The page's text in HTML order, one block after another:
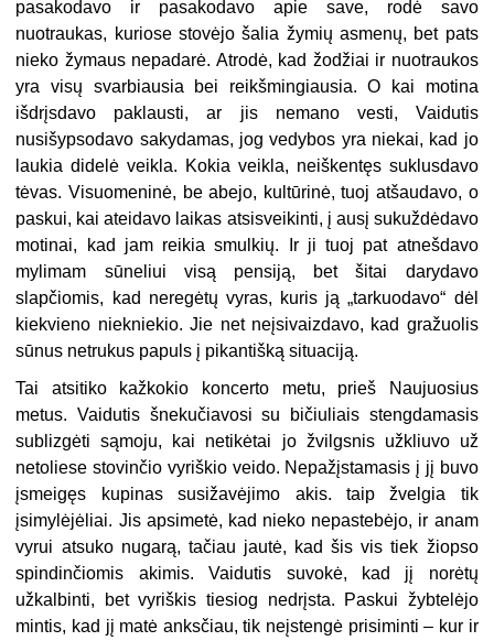
pasakodavo ir pasakodavo apie save, rodė savo
nuotraukas, kuriose stovėjo šalia žymių asmenų, bet pats
nieko žymaus nepadarė. Atrodė, kad žodžiai ir nuotraukos
yra visų svarbiausia bei reikšmingiausia. O kai motina
išdrįsdavo paklausti, ar jis nemano vesti, Vaidutis
nusišypsodavo sakydamas, jog vedybos yra niekai, kad jo
laukia didelė veikla. Kokia veikla, neiškentęs suklusdavo
tėvas. Visuomeninė, be abejo, kultūrinė, tuoj atšaudavo, o
paskui, kai ateidavo laikas atsisveikinti, į ausį sukuždėdavo
motinai, kad jam reikia smulkių. Ir ji tuoj pat atnešdavo
mylimam sūneliui visą pensiją, bet šitai darydavo
slapčiomis, kad neregėtų vyras, kuris ją „tarkuodavo“ dėl
kiekvieno niekniekio. Jie net neįsivaizdavo, kad gražuolis
sūnus netrukus papuls į pikantišką situaciją.
Tai atsitiko kažkokio koncerto metu, prieš Naujuosius
metus. Vaidutis šnekučiavosi su bičiuliais stengdamasis
sublizgėti sąmoju, kai netikėtai jo žvilgsnis užkliuvo už
netoliese stovinčio vyriškio veido. Nepažįstamasis į jį buvo
įsmeigęs kupinas susižavėjimo akis. taip žvelgia tik
įsimylėjėliai. Jis apsimetė, kad nieko nepastebėjo, ir anam
vyrui atsuko nugarą, tačiau jautė, kad šis vis tiek žiopso
spindinčiomis akimis. Vaidutis suvokė, kad jį norėtų
užkalbinti, bet vyriškis tiesiog nedrįsta. Paskui žybtelėjo
mintis, kad jį matė anksčiau, tik neįstengė prisiminti – kur ir